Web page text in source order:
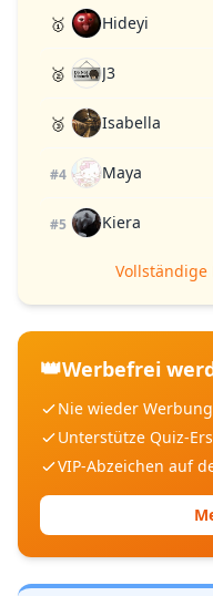
🥇 Hideyi
🥈 J3
🥉 Isabella
#4 Maya
#5 Kiera
👑Werbefrei
Nie wieder Werbung
Unterstütze Quiz-
VIP-Abzeichen auf